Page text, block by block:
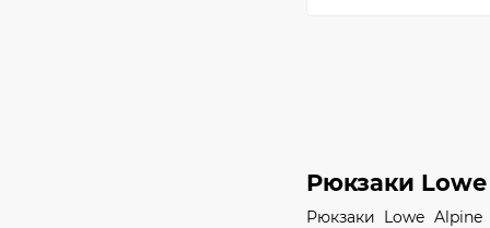
Рюкзаки
Рюкзаки Lowe